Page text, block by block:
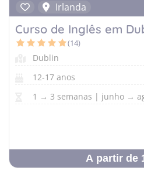
Irlanda
Curso de Inglês em
(14)
Dublin
12-17 anos
1 → 3 semanas | junho →
A partir de